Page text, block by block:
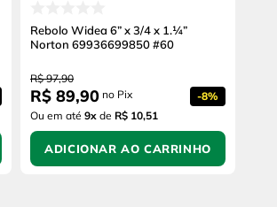
Rebolo Widea 6” x 3/4 x 1.¼”
Norton 69936699850 #60
R$ 97,90
R$ 89,90 no Pix -8%
Ou em até 9x de R$ 10,51
ADICIONAR AO CARRINHO